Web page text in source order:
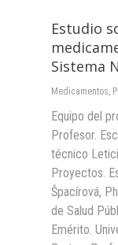
Estudio
Sistema
Medicamentos,
Equipo del
Profesor.
técnico
Proyectos.
Špacírová,
de Salud
Emérito.